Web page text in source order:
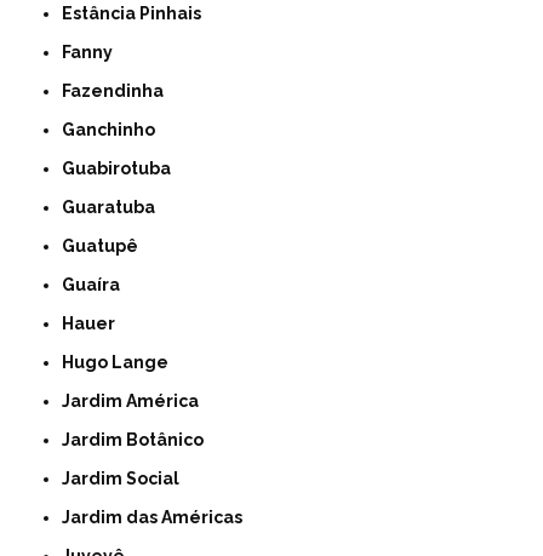
Estância Pinhais
Fanny
Fazendinha
Ganchinho
Guabirotuba
Guaratuba
Guatupê
Guaíra
Hauer
Hugo Lange
Jardim América
Jardim Botânico
Jardim Social
Jardim das Américas